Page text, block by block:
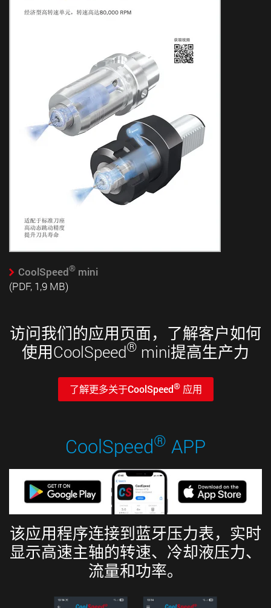
CoolSpeed®mini
(PDF, 1,9 MB)
访问我们的应用页面，了解客户如何
使用CoolSpeed® mini提高生产力
了解更多关于CoolSpeed®应用
CoolSpeed® APP
该应用程序连接到蓝牙压力表，实时
显示高速主轴的转速、冷却液压力、
流量和功率。